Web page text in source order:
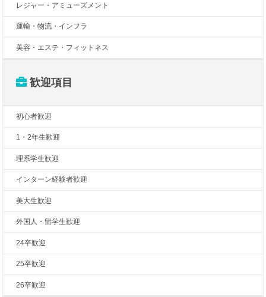
レジャー・アミューズメント
運輸・物流・インフラ
美容・エステ・フィットネス
歓迎項目
初心者歓迎
1・2年生歓迎
理系学生歓迎
インターン経験者歓迎
美大生歓迎
外国人・留学生歓迎
24卒歓迎
25卒歓迎
26卒歓迎